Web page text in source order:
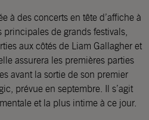
à des concerts en tête d’affiche à
de grands festivals,
aux côtés de Liam Gallagher et
assurera les premières parties
avant la sortie de son premier
prévue en septembre. Il s’agit
et la plus intime à ce jour.